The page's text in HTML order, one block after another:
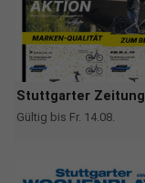
Stuttgarter Zeitung
Gültig bis Fr. 14.08.